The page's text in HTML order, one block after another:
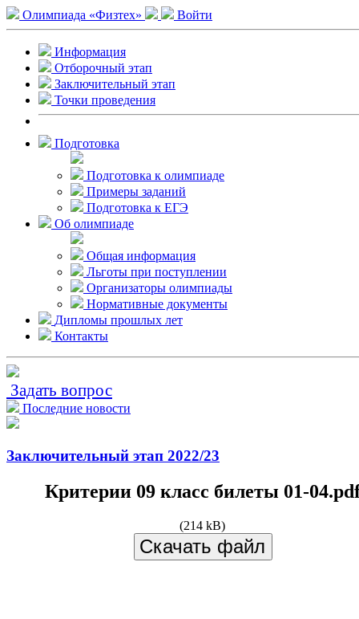
Олимпиада «Физтех» Войти
Информация
Отборочный этап
Заключительный этап
Точки проведения
Подготовка
Подготовка к олимпиаде
Примеры заданий
Подготовка к ЕГЭ
Об олимпиаде
Общая информация
Льготы при поступлении
Организаторы олимпиады
Нормативные документы
Дипломы прошлых лет
Контакты
Задать вопрос
Последние новости
Заключительный этап 2022/23
Критерии 09 класс билеты 01-
(214 kB)
Скачать файл